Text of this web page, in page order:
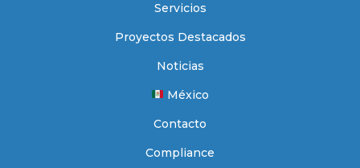
Servicios
Proyectos Destacados
Noticias
México
Contacto
Compliance